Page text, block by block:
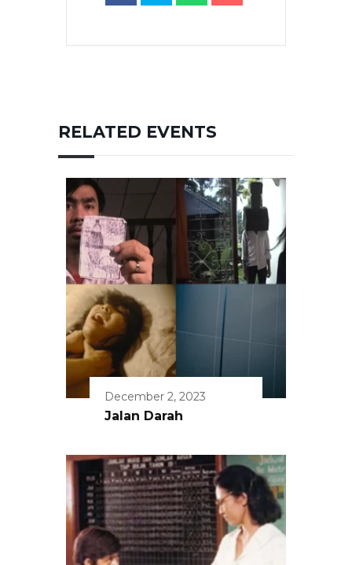
RELATED EVENTS
December 2, 2023
Jalan Darah